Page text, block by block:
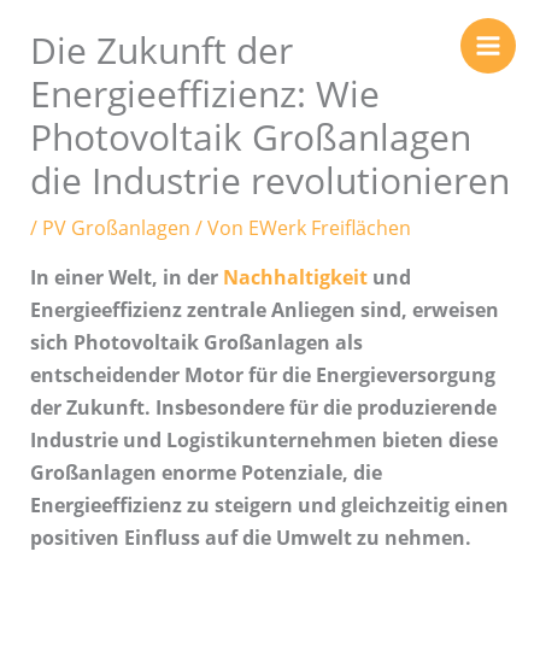
Inhalt
springen
Die Zukunft der
Energieeffizienz: Wie
Photovoltaik Großanlagen
die Industrie revolutionieren
/ PV Großanlagen / Von EWerk Freiflächen
In einer Welt, in der Nachhaltigkeitund
Energieeffizienz zentrale Anliegen sind, erweisen
sich Photovoltaik Großanlagen als
entscheidender Motor für die Energieversorgung
der Zukunft. Insbesondere für die produzierende
Industrie und Logistikunternehmen bieten diese
Großanlagen enorme Potenziale, die
Energieeffizienz zu steigern und gleichzeitig einen
positiven Einfluss auf die Umwelt zu nehmen.